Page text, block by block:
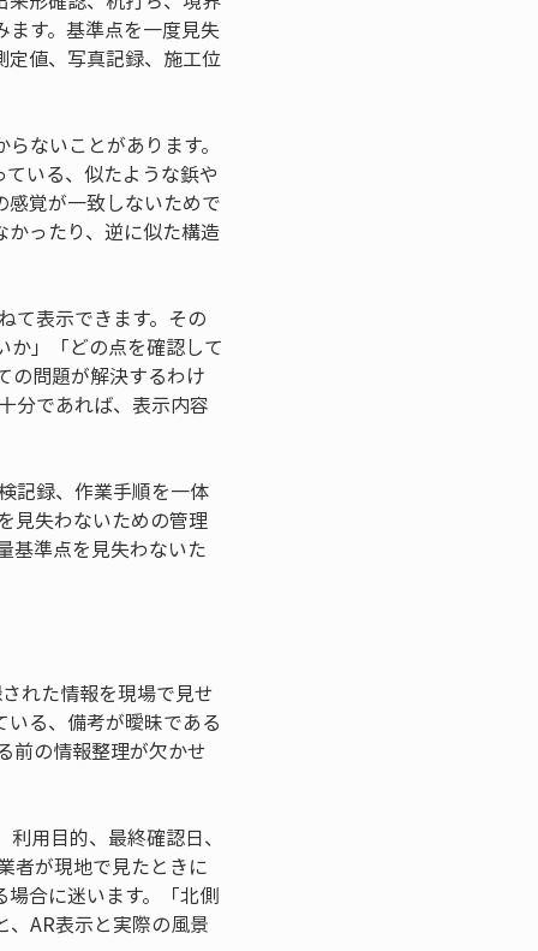
す。基準点を一度見失
定値、写真記録、施工位
ないことがあります。
いる、似たような鋲や
覚が一致しないためで
ったり、逆に似た構造
て表示できます。その
か」「どの点を確認して
の問題が解決するわけ
分であれば、表示内容
記録、作業手順を一体
見失わないための管理
基準点を見失わないた
れた情報を現場で見せ
る、備考が曖昧である
前の情報整理が欠かせ
用目的、最終確認日、
者が現地で見たときに
合に迷います。「北側
AR表示と実際の風景